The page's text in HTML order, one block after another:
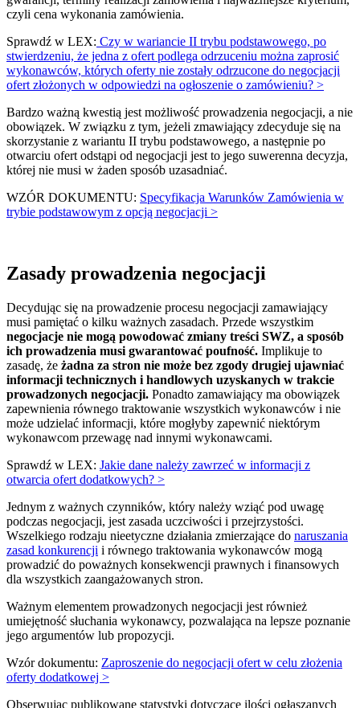
czyli cena wykonania zamówienia.
Sprawdź w LEX: Czy w wariancie II trybu podstawowego, po
stwierdzeniu, że jedna z ofert podlega odrzuceniu można zaprosić
wykonawców, których oferty nie zostały odrzucone do negocjacji
ofert złożonych w odpowiedzi na ogłoszenie o zamówieniu? >
Bardzo ważną kwestią jest możliwość prowadzenia negocjacji, a nie
obowiązek. W związku z tym, jeżeli zmawiający zdecyduje się na
skorzystanie z wariantu II trybu podstawowego, a następnie po
otwarciu ofert odstąpi od negocjacji jest to jego suwerenna decyzja,
której nie musi w żaden sposób uzasadniać.
WZÓR DOKUMENTU: Specyfikacja Warunków Zamówienia w
trybie podstawowym z opcją negocjacji >
Zasady prowadzenia negocjacji
Decydując się na prowadzenie procesu negocjacji zamawiający
musi pamiętać o kilku ważnych zasadach. Przede wszystkim
negocjacje nie mogą powodować zmiany treści SWZ, a sposób
ich prowadzenia musi gwarantować poufność. Implikuje to
zasadę, że żadna za stron nie może bez zgody drugiej ujawniać
informacji technicznych i handlowych uzyskanych w trakcie
prowadzonych negocjacji. Ponadto zamawiający ma obowiązek
zapewnienia równego traktowanie wszystkich wykonawców i nie
może udzielać informacji, które mogłyby zapewnić niektórym
wykonawcom przewagę nad innymi wykonawcami.
Sprawdź w LEX: Jakie dane należy zawrzeć w informacji z
otwarcia ofert dodatkowych? >
Jednym z ważnych czynników, który należy wziąć pod uwagę
podczas negocjacji, jest zasada uczciwości i przejrzystości.
Wszelkiego rodzaju nieetyczne działania zmierzające do naruszania
zasad konkurencji i równego traktowania wykonawców mogą
prowadzić do poważnych konsekwencji prawnych i finansowych
dla wszystkich zaangażowanych stron.
Ważnym elementem prowadzonych negocjacji jest również
umiejętność słuchania wykonawcy, pozwalająca na lepsze poznanie
jego argumentów lub propozycji.
Wzór dokumentu: Zaproszenie do negocjacji ofert w celu złożenia
oferty dodatkowej >
Obserwując publikowane statystyki dotyczące ilości ogłaszanych